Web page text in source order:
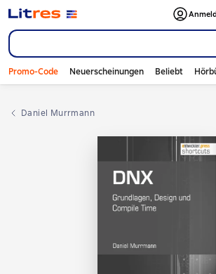
Promo-Code Neuerscheinungen Beliebt
Daniel Murrmann